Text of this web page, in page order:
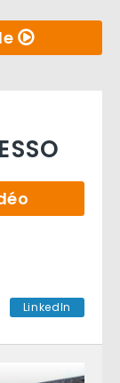
LinkedIn